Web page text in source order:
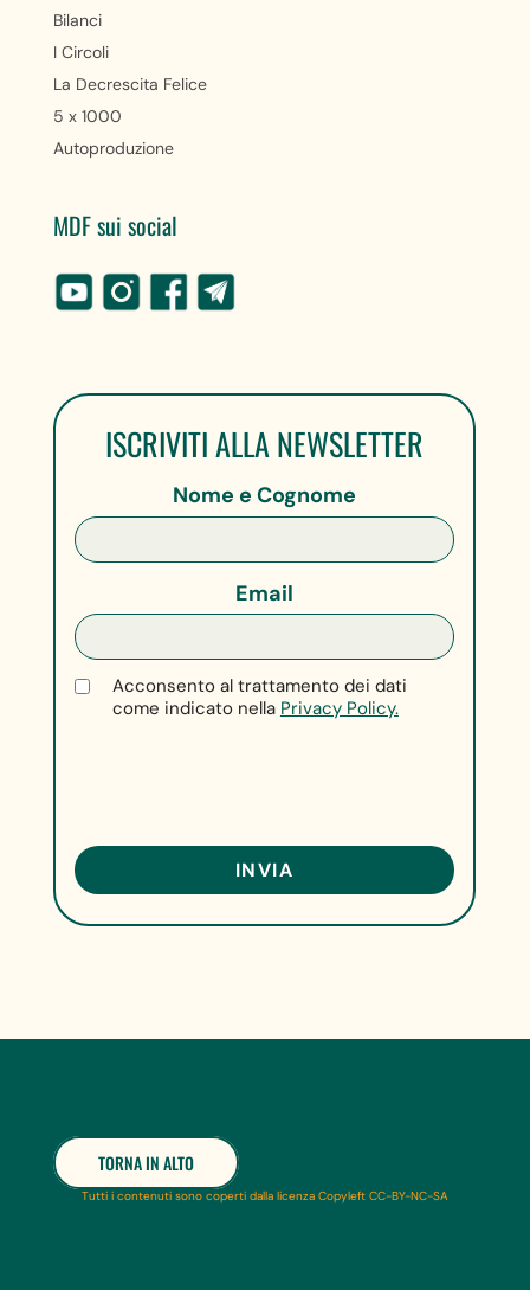
Bilanci
I Circoli
La Decrescita Felice
5 x 1000
Autoproduzione
MDF sui social
ISCRIVITI ALLA NEWSLETTER
Nome e Cognome
Email
Acconsento al trattamento dei dati
come indicato nella Privacy Policy.
TORNA IN ALTO
Tutti i contenuti sono coperti dalla licenza Copyleft CC-BY-NC-SA